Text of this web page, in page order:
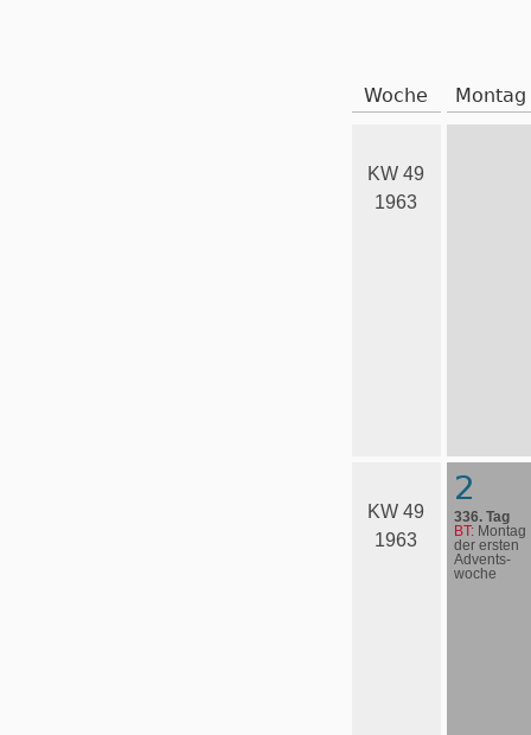
Woche Montag
KW 49
1963
KW 49
1963
2
336. Tag
BT: Montag
der ersten
Advents­
woche